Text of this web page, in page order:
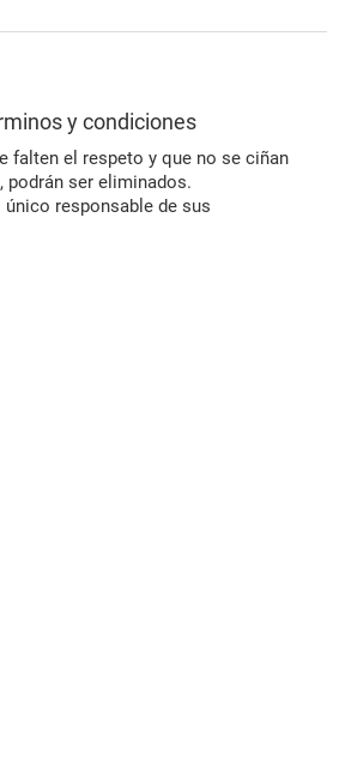
y condiciones
falten el respeto y que no se ciñan
podrán ser eliminados.
responsable de sus